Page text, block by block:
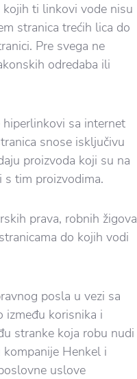
kojih ti linkovi vode nisu
stranica trećih lica do
Pre svega ne
odredaba ili
sa internet
snose isključivu
proizvoda koji su na
s tim proizvodima.
prava, robnih žigova
do kojih vodi
posla u vezi sa
između korisnika i
stranke koja robu nudi
Henkel i
uslove